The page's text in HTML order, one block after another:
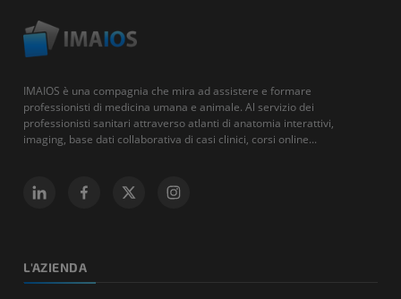
IMAIOS è una compagnia che mira ad assistere e formare
professionisti di medicina umana e animale. Al servizio dei
professionisti sanitari attraverso atlanti di anatomia interattivi,
imaging, base dati collaborativa di casi clinici, corsi online...
L'AZIENDA